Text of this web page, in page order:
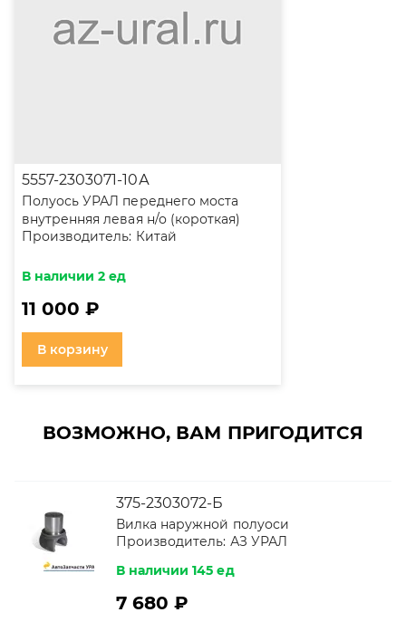
5557-2303071-10А
Полуось УРАЛ переднего моста
внутренняя левая н/о (короткая)
Производитель: Китай
В наличии 2 ед
11 000 ₽
В корзину
ВОЗМОЖНО, ВАМ ПРИГОДИТСЯ
375-2303072-Б
Вилка наружной полуоси
Производитель: АЗ УРАЛ
В наличии 145 ед
7 680 ₽